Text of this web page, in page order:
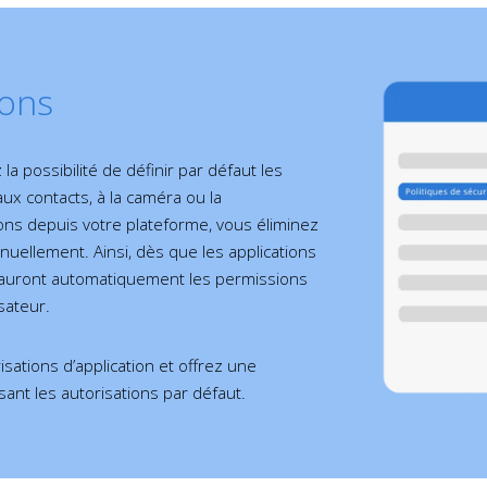
la possibilité de définir par défaut les
contacts, à la caméra ou la
depuis votre plateforme, vous éliminez
Ainsi, dès que les applications
automatiquement les permissions
d’application et offrez une
les autorisations par défaut.